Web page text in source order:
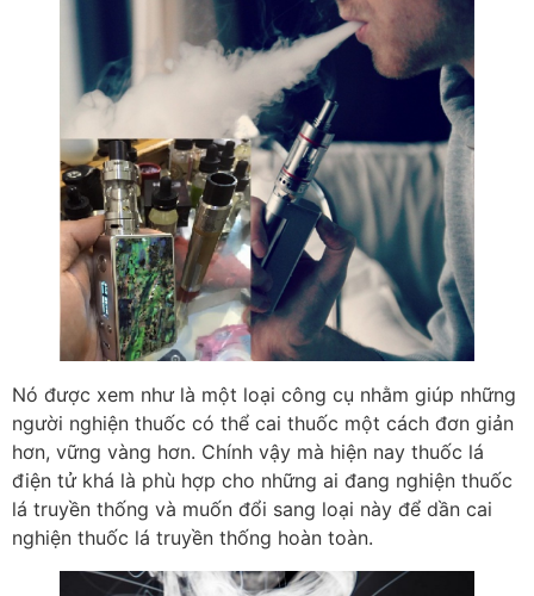
Nó được xem như là một loại công cụ nhằm giúp những
người nghiện thuốc có thể cai thuốc một cách đơn giản
hơn, vững vàng hơn. Chính vậy mà hiện nay thuốc lá
điện tử khá là phù hợp cho những ai đang nghiện thuốc
lá truyền thống và muốn đổi sang loại này để dần cai
nghiện thuốc lá truyền thống hoàn toàn.